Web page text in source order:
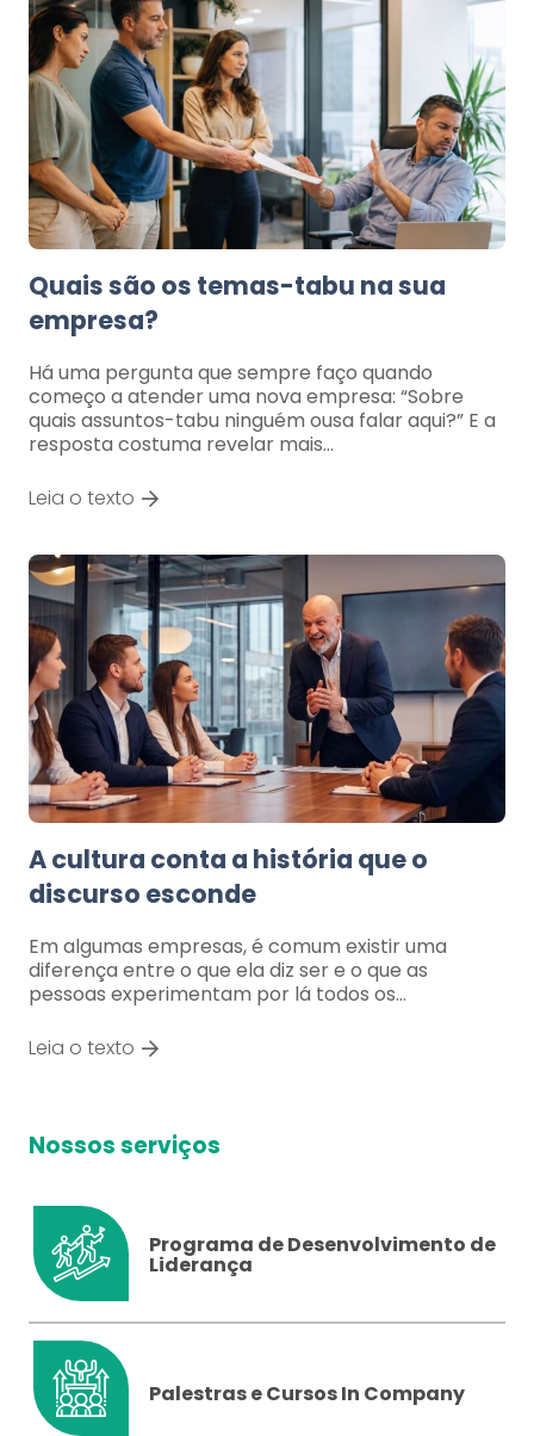
Quais são os temas-tabu na sua
empresa?
Há uma pergunta que sempre faço quando
começo a atender uma nova empresa: “Sobre
quais assuntos-tabu ninguém ousa falar aqui?” E a
resposta costuma revelar mais…
Leia o texto
A cultura conta a história que o
discurso esconde
Em algumas empresas, é comum existir uma
diferença entre o que ela diz ser e o que as
pessoas experimentam por lá todos os…
Leia o texto
Nossos serviços
Programa de Desenvolvimento de
Liderança
Palestras e Cursos In Company